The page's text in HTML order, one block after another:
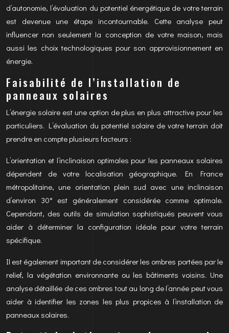
d’autonomie, l’évaluation du potentiel énergétique de votre terrain
est devenue une étape incontournable. Cette analyse peut
influencer non seulement la conception de votre maison, mais
aussi les choix technologiques pour son approvisionnement en
énergie.
Faisabilité de l’installation de
panneaux solaires
L’énergie solaire est une option de plus en plus attractive pour les
particuliers. L’évaluation du potentiel solaire de votre terrain doit
prendre en compte plusieurs facteurs :
L’orientation et l’inclinaison optimales pour les panneaux solaires
dépendent de votre localisation géographique. En France
métropolitaine, une orientation plein sud avec une inclinaison
d’environ 30° est généralement considérée comme optimale.
Cependant, des outils de simulation sophistiqués peuvent vous
aider à déterminer la configuration idéale pour votre terrain
spécifique.
Il est également important de considérer les ombres portées par le
relief, la végétation environnante ou les bâtiments voisins. Une
analyse détaillée de ces ombres tout au long de l’année peut vous
aider à identifier les zones les plus propices à l’installation de
panneaux solaires.